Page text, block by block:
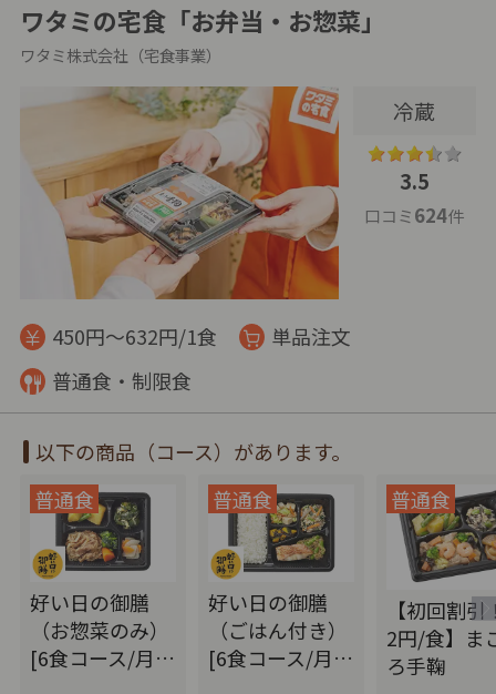
ワタミの宅食「お弁当・お惣菜」
ワタミ株式会社（宅食事業）
冷蔵
3.5
口コミ624件
450円～632円/1食
単品注文
普通食・制限食
以下の商品（コース）があります。
好い日の御膳
（お惣菜のみ）
[6食コース/月…
好い日の御膳
（ごはん付き）
[6食コース/月…
【初回割引
2円/食】ま
ろ手鞠